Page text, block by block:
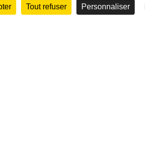
Tout refuser Personnaliser